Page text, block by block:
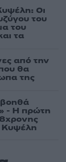
Οι
του
του
τα
από την
θα
της
- Η πρώτη
Κυψέλη